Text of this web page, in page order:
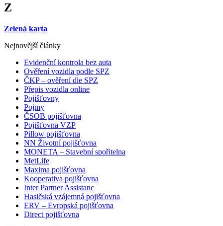
Z
Zelená karta
Nejnovější články
Evidenční kontrola bez auta
Ověření vozidla podle SPZ
ČKP – ověření dle SPZ
Přepis vozidla online
Pojišťovny
Pojmy
ČSOB pojišťovna
Pojišťovna VZP
Pillow pojišťovna
NN Životní pojišťovna
MONETA – Stavební spořitelna
MetLife
Maxima pojišťovna
Kooperativa pojišťovna
Inter Partner Assistanc
Hasičská vzájemná pojišťovna
ERV – Evropská pojišťovna
Direct pojišťovna